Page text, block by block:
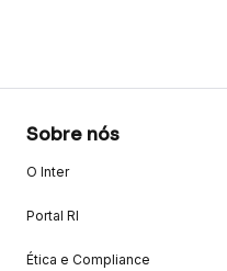
Sobre nós
O Inter
Portal RI
Ética e Compliance